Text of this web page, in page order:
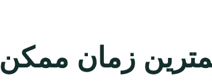
ممکن 09304478489